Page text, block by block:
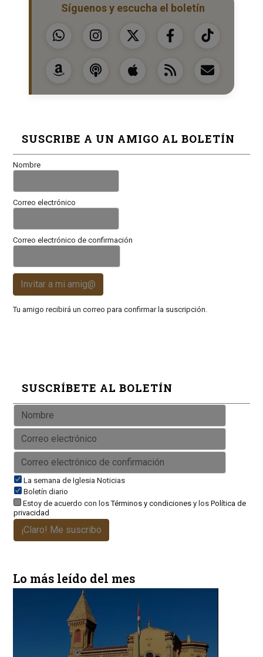
Síguenos y escucha el boletín
SUSCRIBE A UN AMIGO AL BOLETÍN
Nombre
Correo electrónico
Correo electrónico de confirmación
Invitar a mi amig@
Tu amigo recibirá un correo para confirmar la suscripción.
SUSCRÍBETE AL BOLETÍN
La semana de Iglesia Noticias
Boletín diario
Estoy de acuerdo con losTérminos y condicionesy los Política de
privacidad
¡Claro! Me suscribo
Lo más leído del mes